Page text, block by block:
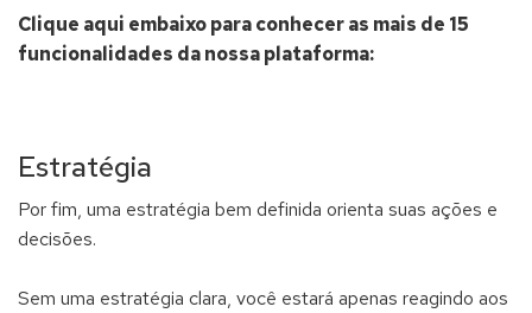
Clique aqui embaixo para conhecer as mais de 15
funcionalidades da nossa plataforma:
Estratégia
Por fim, uma estratégia bem definida orienta suas ações e
decisões.
Sem uma estratégia clara, você estará apenas reagindo aos